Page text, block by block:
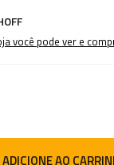
você pode ver e
ADICIONE AO